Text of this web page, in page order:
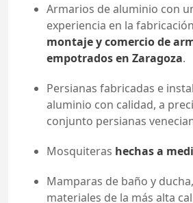
Armarios de aluminio con
experiencia en la
montaje y comercio de
empotrados en Zaragoza.
Persianas fabricadas e
aluminio con calidad, a
conjunto persianas
Mosquiteras hechas a
Mamparas de baño y
materiales de la más alta